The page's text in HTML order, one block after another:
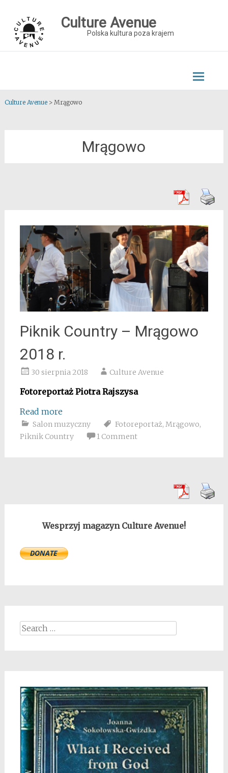
content
Culture Avenue
Polska kultura poza krajem
Culture Avenue> Mrągowo
Mrągowo
Piknik Country – Mrągowo
2018 r.
30 sierpnia 2018 Culture Avenue
Fotoreportaż Piotra Rajszysa
Read more
Salon muzyczny Fotoreportaż, Mrągowo,
Piknik Country
1 Comment
Wesprzyj magazyn Culture Avenue!
Search
for: